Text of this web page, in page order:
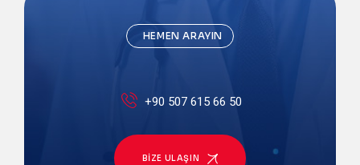
HEMEN ARAYIN
+90 507 615 66 50
BIZE ULAŞIN